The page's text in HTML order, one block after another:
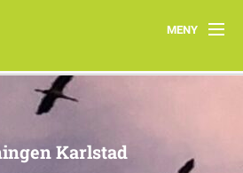
MENY
Hem
Kontakt
Karlstad